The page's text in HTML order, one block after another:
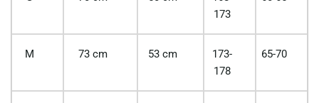
173
M 73 cm 53 cm
173-
178
65-70